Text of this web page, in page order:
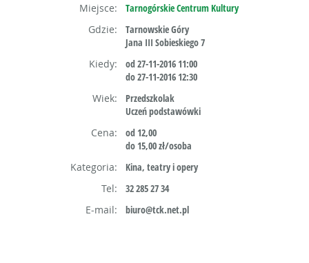
Miejsce:
Tarnogórskie Centrum Kultury
Gdzie:
Tarnowskie Góry
Jana III Sobieskiego 7
Kiedy:
od 27-11-2016 11:00
do 27-11-2016 12:30
Wiek:
Przedszkolak
Uczeń podstawówki
Cena:
od 12,00
do 15,00 zł/osoba
Kategoria:
Kina, teatry i opery
Tel:
32 285 27 34
E-mail:
biuro@tck.net.pl